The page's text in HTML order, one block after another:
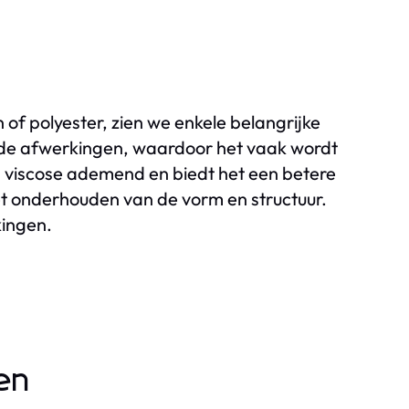
polyester, zien we enkele belangrijke
afwerkingen, waardoor het vaak wordt
ademend en biedt het een betere
van de vorm en structuur.